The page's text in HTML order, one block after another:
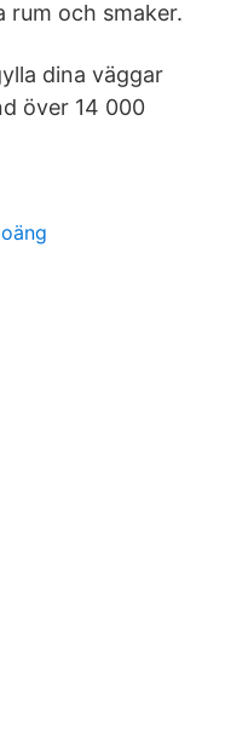
rum och smaker.
dina väggar
över 14 000